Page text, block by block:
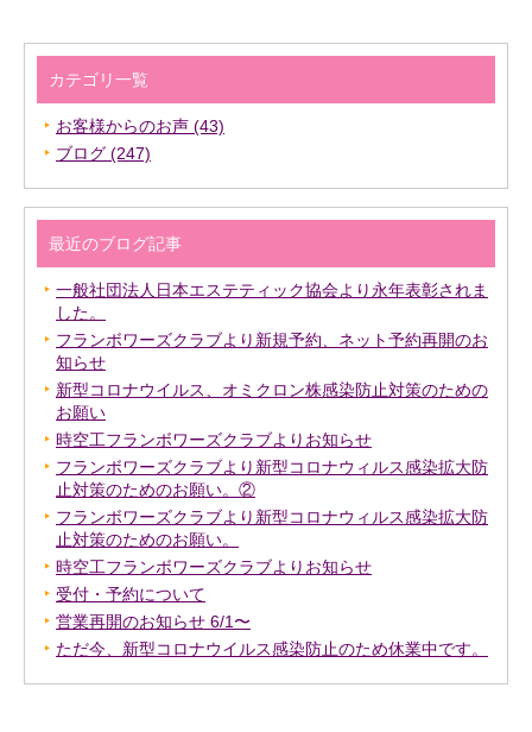
カテゴリ一覧
お客様からのお声 (43)
ブログ (247)
最近のブログ記事
一般社団法人日本エステティック協会より永年表彰されま
した。
フランボワーズクラブより新規予約、ネット予約再開のお
知らせ
新型コロナウイルス、オミクロン株感染防止対策のための
お願い
時空工フランボワーズクラブよりお知らせ
フランボワーズクラブより新型コロナウィルス感染拡大防
止対策のためのお願い。②
フランボワーズクラブより新型コロナウィルス感染拡大防
止対策のためのお願い。
時空工フランボワーズクラブよりお知らせ
受付・予約について
営業再開のお知らせ 6/1〜
ただ今、新型コロナウイルス感染防止のため休業中です。